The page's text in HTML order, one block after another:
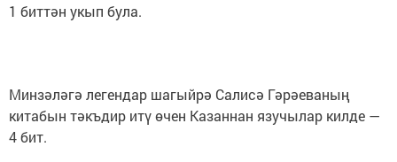
1 биттән укып була.
Минзәләгә легендар шагыйрә Салисә Гәрәеваның
китабын тәкъдир итү өчен Казаннан язучылар килде —
4 бит.